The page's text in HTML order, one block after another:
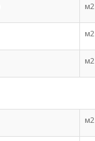
м2
м2
м2
м2